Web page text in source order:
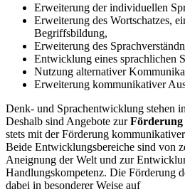
Erweiterung der individuellen
Erweiterung des Wortschatzes,
Begriffsbildung,
Erweiterung des
Entwicklung eines sprachlichen
Nutzung alternativer
Erweiterung kommunikativer
Denk- und Sprachentwicklung stehen
Deshalb sind Angebote zurFörderung
stets mit der Förderung
Beide Entwicklungsbereiche sind von
Aneignung der Welt und zur
Handlungskompetenz. Die Förderung
dabei in besonderer Weise auf